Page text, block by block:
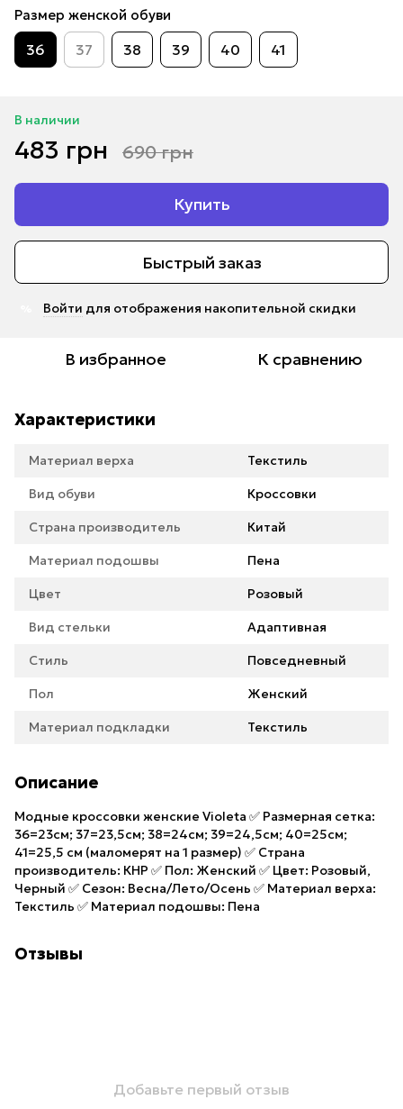
Размер женской обуви
36 37 38 39 40 41
В наличии
483 грн 690 грн
Купить
Быстрый заказ
Войти для отображения накопительной скидки
В избранное К сравнению
Характеристики
Материал верха Текстиль
Вид обуви Кроссовки
Страна производитель Китай
Материал подошвы Пена
Цвет Розовый
Вид стельки Адаптивная
Стиль Повседневный
Пол Женский
Материал подкладки Текстиль
Описание
Модные кроссовки женские Violeta ✅ Размерная сетка:
36=23см; 37=23,5см; 38=24см; 39=24,5см; 40=25см;
41=25,5 см (маломерят на 1 размер) ✅ Страна
производитель: КНР ✅ Пол: Женский ✅ Цвет: Розовый,
Черный ✅ Сезон: Весна/Лето/Осень ✅ Материал верха:
Текстиль ✅ Материал подошвы: Пена
Отзывы
Добавьте первый отзыв